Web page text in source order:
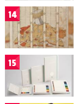
14
15